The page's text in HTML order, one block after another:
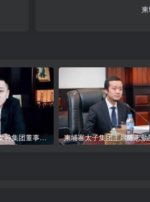
柬埔寨西港自由女神集团董事长”刘大卫”